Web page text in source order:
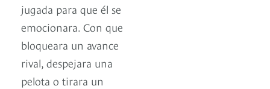
jugada para que él se
emocionara. Con que
bloqueara un avance
rival, despejara una
pelota o tirara un